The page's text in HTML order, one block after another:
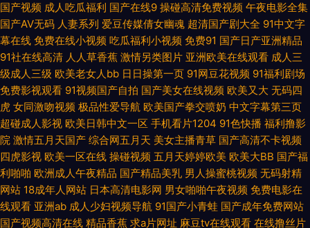
精品蜜桃 午夜福利国产在线观 国内自拍偷拍综合版 午夜免费拍拍视频观 国
产肛交在线 日韩欧美黄 www偷拍好色片 日韩欧美高清一区 av资源站中文
字幕 女人爽到 91美女视频 老司机亚洲天堂 一本色道 国产真实 五月天欧美色
高清电影免费 日本在线一区 99草草网 免费看电影 伊人情人网综合 好吊妞视
频这里有精品 影音先锋变太累别 精品人伦一 亚洲精品日本 亚洲精品视频网
站 国产精品自拍官网 三年片免 成人在线观看大全 日本中文字幕不卡一区 bt
资源网 欧美色图综合网 51香蕉社区 老司机综 亚洲性夜夜时 国产一级二级91
国产视频 成人吃瓜福利 国产在线9 操碰高清免费视频 午夜电影全集
国产AV无码 人妻系列 爱豆传媒倩女幽魂 超清国产剧大全 91中文字
幕在线 免费在线小视频 吃瓜福利小视频 免费91 国产日产亚洲精品
91社在线高清 人人草香蕉 激情另类图片 亚洲欧美在线观看 成人三
级成人三级 欧美老女人bb 日日操第一页 91网豆花视频 91福利剧场
免费影视观看 91视频国产自拍 国产美女在线视频 欧美又大 无码四
虎 女同激吻视频 极品性爱导航 欧美国产拳交喷奶 中文字幕第三页
超碰成人影视 欧美日韩中文一区 手机看片1204 91色快播 福利撸影
院 激情五月天国产 综合网五月天 美女主播青草 国产高清不卡视频
四虎影视 欧美一区在线 操碰视频 五月天婷婷欧美 欧美大BB 国产福
利啪啪 欧洲成人午夜精品 国产精品美乳 男人操蜜桃视频 无码射精
网站 18成年人网站 日本高清电影网 男女啪啪午夜视频 免费电影在
线观看 亚洲ab 成人少妇视频导航 91国产小青蛙 国产成年免费网站
国产视频高清在线 精品香蕉 求a片网址 麻豆tv在线观看 在线撸丝片